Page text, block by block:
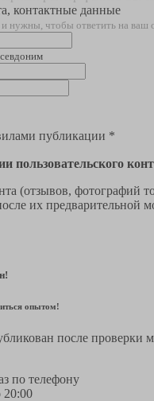
контактные данные
нужны, чтобы ответить на ваш
публикации *
пользовательского
(отзывов, фотографий
их предварительной
опытом!
после проверки
по телефону
20:00